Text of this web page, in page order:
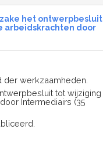
het ontwerpbesluit
arbeidskrachten door
werkzaamheden.
tot wijziging
Intermediairs (35